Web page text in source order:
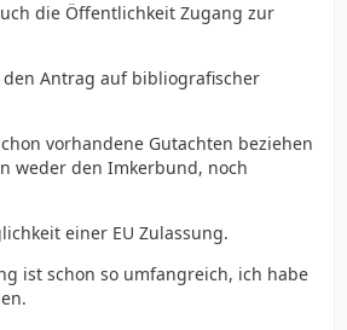
die Öffentlichkeit Zugang zur
Antrag auf bibliografischer
vorhandene Gutachten beziehen
weder den Imkerbund, noch
einer EU Zulassung.
ist schon so umfangreich, ich habe